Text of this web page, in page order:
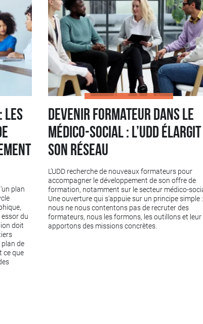
les
plan
du
doit
de
ce que
Devenir formateur dans le
médico-social : l’UDD élargit
son réseau
L’UDD recherche de nouveaux formateurs pour
accompagner le développement de son offre de
formation, notamment sur le secteur médico-
Une ouverture qui s'appuie sur un principe simple :
nous ne nous contentons pas de recruter des
formateurs, nous les formons, les outillons et leur
apportons des missions concrètes.